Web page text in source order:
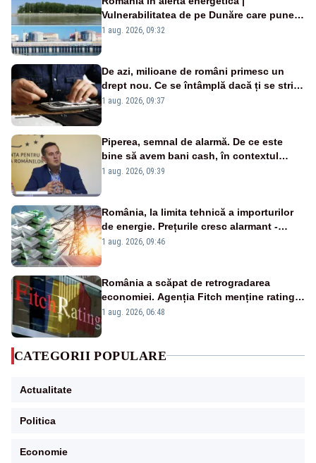
Vulnerabilitatea de pe Dunăre care pune
în pericol Centrala Cernavodă era
1 aug. 2026, 09:32
De azi, milioane de români primesc un
drept nou. Ce se întâmplă dacă ți se strică
un produs
1 aug. 2026, 09:37
Piperea, semnal de alarmă. De ce este
bine să avem bani cash, în contextul
alertei energetice?
1 aug. 2026, 09:39
România, la limita tehnică a importurilor
de energie. Prețurile cresc alarmant -
Analiză Realitatea Plus
1 aug. 2026, 09:46
România a scăpat de retrogradarea
economiei. Agenția Fitch menține ratingul
„BBB-” cu perspectivă negativă
1 aug. 2026, 06:48
CATEGORII POPULARE
Actualitate
Politica
Economie